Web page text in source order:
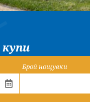
купи
Брой нощувки